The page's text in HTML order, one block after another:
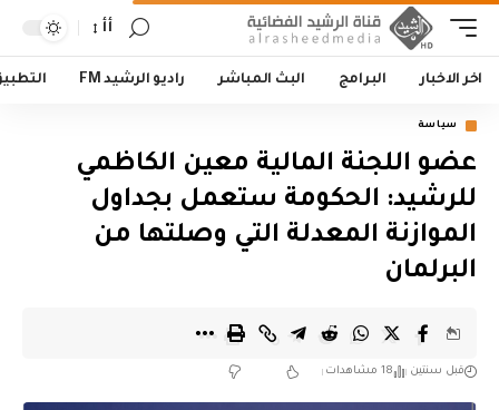
أأ
اخر الاخبار البرامج البث المباشر راديو الرشيد FM
سياسة
عضو اللجنة المالية معين الكاظمي
للرشيد: الحكومة ستعمل بجداول
الموازنة المعدلة التي وصلتها من
البرلمان
قبل سنتين 18 مشاهدات